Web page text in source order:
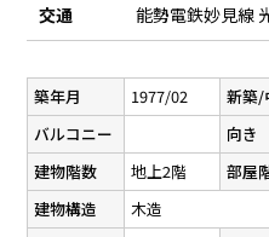
交通 能勢電鉄妙見線
築年月 1977/02 新築/
バルコニー
向き
建物階数
地上2階
部屋
建物構造
木造